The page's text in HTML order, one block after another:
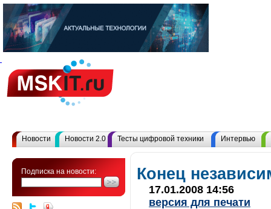
Новости Новости 2.0 Тесты цифровой техники Интервью
Подписка на новости: Конец
17.01.2008 14:56
версия для печати